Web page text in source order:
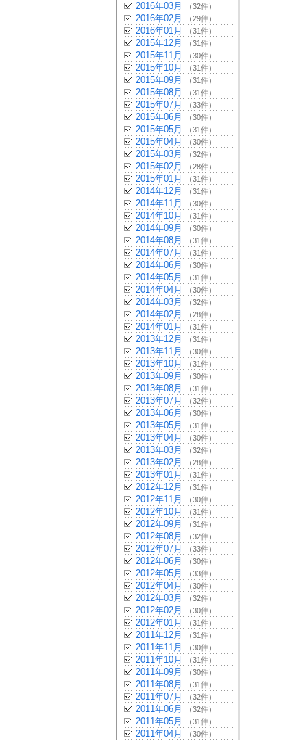
2016年03月 （32件）
2016年02月 （29件）
2016年01月 （31件）
2015年12月 （31件）
2015年11月 （30件）
2015年10月 （31件）
2015年09月 （31件）
2015年08月 （31件）
2015年07月 （33件）
2015年06月 （30件）
2015年05月 （31件）
2015年04月 （30件）
2015年03月 （32件）
2015年02月 （28件）
2015年01月 （31件）
2014年12月 （31件）
2014年11月 （30件）
2014年10月 （31件）
2014年09月 （30件）
2014年08月 （31件）
2014年07月 （31件）
2014年06月 （30件）
2014年05月 （31件）
2014年04月 （30件）
2014年03月 （32件）
2014年02月 （28件）
2014年01月 （31件）
2013年12月 （31件）
2013年11月 （30件）
2013年10月 （31件）
2013年09月 （30件）
2013年08月 （31件）
2013年07月 （32件）
2013年06月 （30件）
2013年05月 （31件）
2013年04月 （30件）
2013年03月 （32件）
2013年02月 （28件）
2013年01月 （31件）
2012年12月 （31件）
2012年11月 （30件）
2012年10月 （31件）
2012年09月 （31件）
2012年08月 （32件）
2012年07月 （33件）
2012年06月 （30件）
2012年05月 （33件）
2012年04月 （30件）
2012年03月 （32件）
2012年02月 （30件）
2012年01月 （31件）
2011年12月 （31件）
2011年11月 （30件）
2011年10月 （31件）
2011年09月 （30件）
2011年08月 （31件）
2011年07月 （32件）
2011年06月 （32件）
2011年05月 （31件）
2011年04月 （30件）